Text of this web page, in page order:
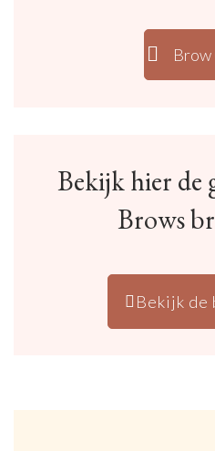
Brow
Bekijk hier de
Brows
Bekijk de